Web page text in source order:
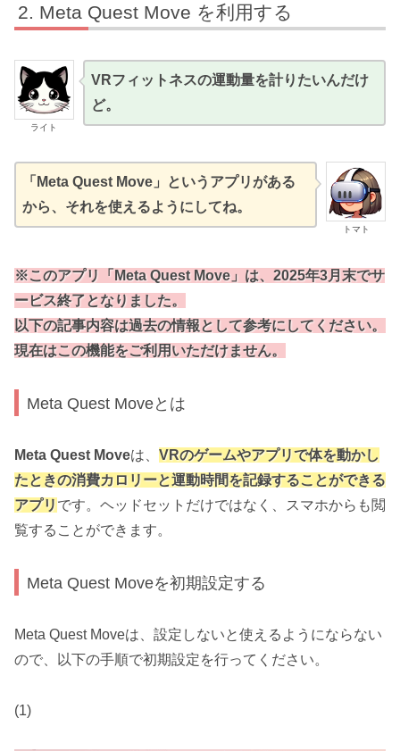
Meta Quest Move を利用する
ライト
VRフィットネスの運動量を計りたいんだけ
ど。
トマト
「Meta Quest Move」というアプリがある
から、それを使えるようにしてね。
※このアプリ「Meta Quest Move」は、2025年3月末でサ
ービス終了となりました。
以下の記事内容は過去の情報として参考にしてください。
現在はこの機能をご利用いただけません。
Meta Quest Moveとは
Meta Quest Moveは、 VRのゲームやアプリで体を動かし
たときの消費カロリーと運動時間を記録することができる
アプリです。ヘッドセットだけではなく、スマホからも閲
覧することができます。
Meta Quest Moveを初期設定する
Meta Quest Moveは、設定しないと使えるようにならない
ので、以下の手順で初期設定を行ってください。
(1)